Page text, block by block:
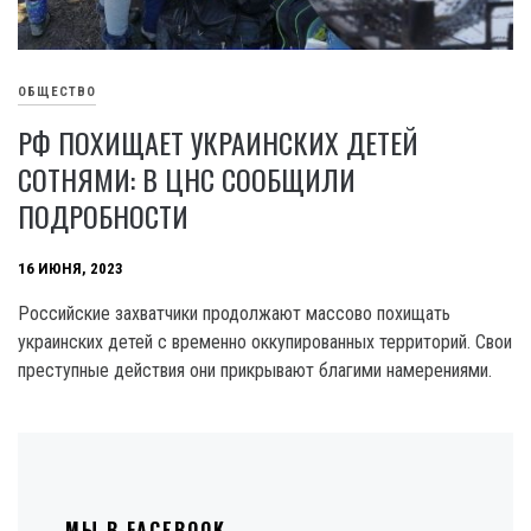
ОБЩЕСТВО
РФ ПОХИЩАЕТ УКРАИНСКИХ ДЕТЕЙ
СОТНЯМИ: В ЦНС СООБЩИЛИ
ПОДРОБНОСТИ
16 ИЮНЯ, 2023
Российские захватчики продолжают массово похищать
украинских детей с временно оккупированных территорий. Свои
преступные действия они прикрывают благими намерениями.